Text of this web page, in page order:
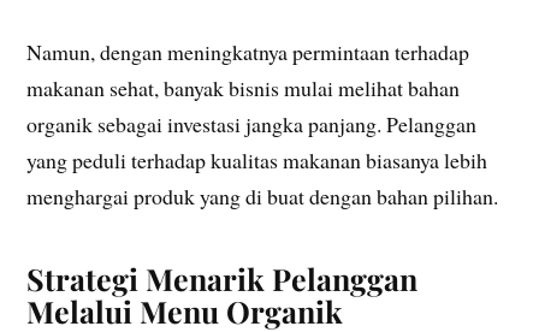
Namun, dengan meningkatnya permintaan terhadap
makanan sehat, banyak bisnis mulai melihat bahan
organik sebagai investasi jangka panjang. Pelanggan
yang peduli terhadap kualitas makanan biasanya lebih
menghargai produk yang di buat dengan bahan pilihan.
Strategi Menarik Pelanggan
Melalui Menu Organik